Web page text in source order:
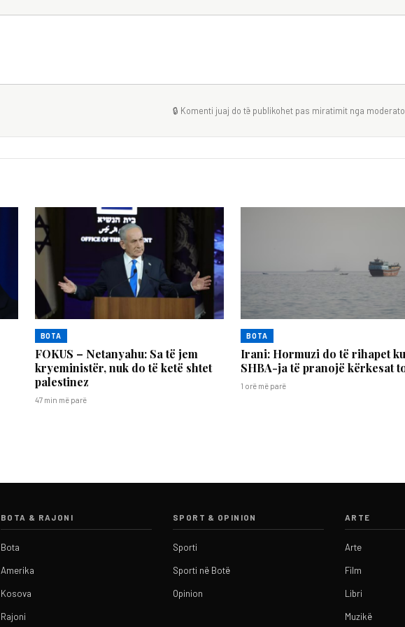
🔒 Komenti juaj do të publikohet pas miratimit nga
BOTA
FOKUS – Netanyahu: Sa të jem
kryeministër, nuk do të ketë shtet
palestinez
47 min më parë
BOTA
Irani: Hormuzi do të rihapet
SHBA-ja të pranojë kërkesat
1 orë më parë
BOTA & RAJONI
Bota
Amerika
Kosova
Rajoni
SPORT & OPINION
Sporti
Sporti në Botë
Opinion
ARTE
Arte
Film
Libri
Muzikë